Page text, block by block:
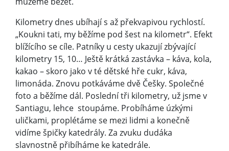
Kilometry dnes ubíhají s až překvapivou rychlostí.
„Koukni tati, my běžíme pod šest na kilometr“. Efekt
blížícího se cíle. Patníky u cesty ukazují zbývající
kilometry 15, 10… Ještě krátká zastávka – káva, kola,
kakao – skoro jako v té dětské hře cukr, káva,
limonáda. Znovu potkáváme dvě Češky. Společné
foto a běžíme dál. Poslední tři kilometry, už jsme v
Santiagu, lehce stoupáme. Probíháme úzkými
uličkami, proplétáme se mezi lidmi a konečně
vidíme špičky katedrály. Za zvuku dudáka
slavnostně přibíháme ke katedrále.